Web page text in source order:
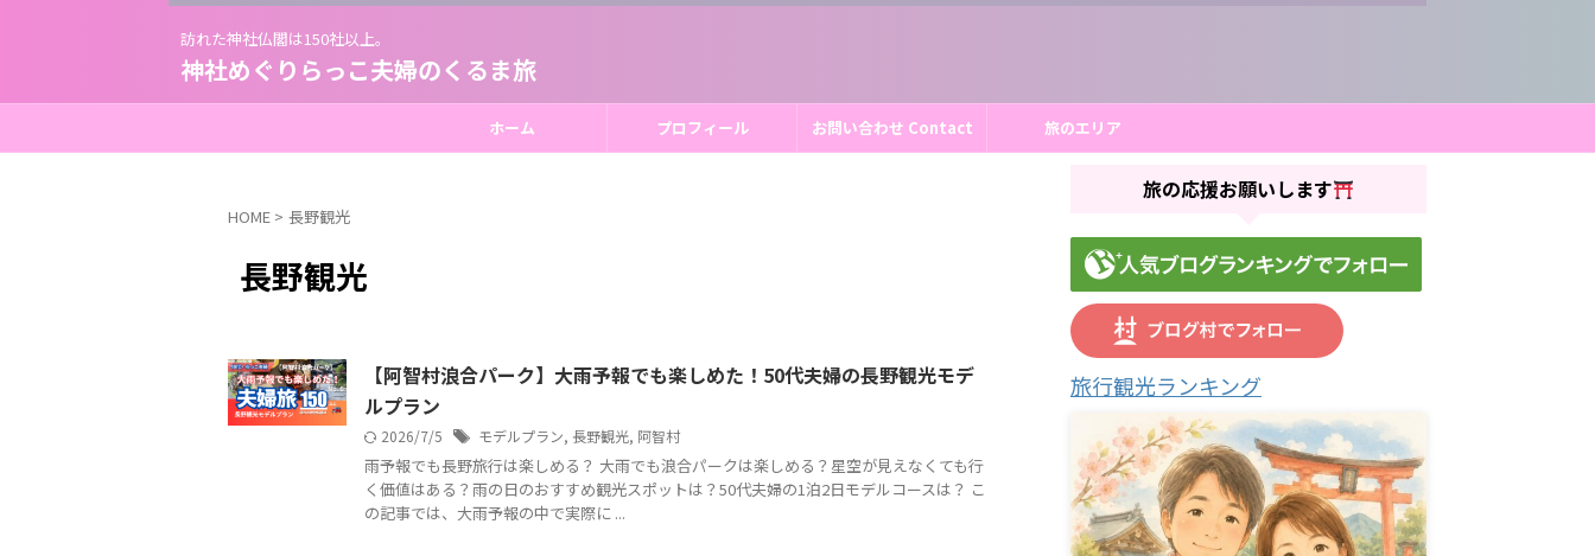
訪れた神社仏閣は150社以上。
神社めぐりらっこ夫婦のくるま旅
ホーム プロフィール お問い合わせ Contact 旅のエリア
HOME > 長野観光
長野観光
【阿智村浪合パーク】大雨予報でも楽しめた！50代夫婦の長野観光モデ
ルプラン
2026/7/5 モデルプラン, 長野観光, 阿智村
雨予報でも長野旅行は楽しめる？ 大雨でも浪合パークは楽しめる？星空が見えなくても行
く価値はある？雨の日のおすすめ観光スポットは？50代夫婦の1泊2日モデルコースは？ こ
の記事では、大雨予報の中で実際に ...
旅の応援お願いします
旅行観光ランキング